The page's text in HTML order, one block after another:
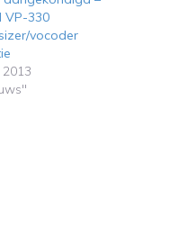
VP-330
vocoder